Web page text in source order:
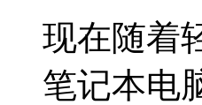
现在随着
笔记本电